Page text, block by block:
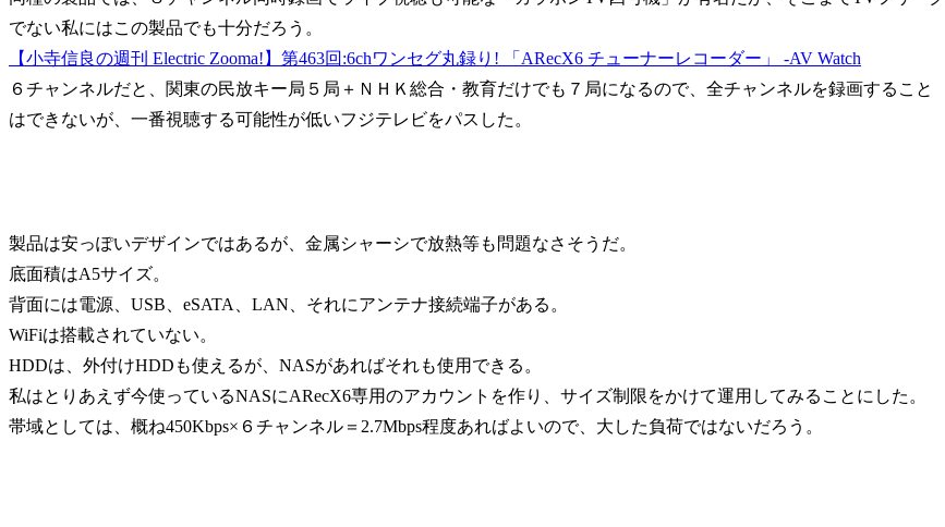
でない私にはこの製品でも十分だろう。
【小寺信良の週刊 Electric Zooma!】第463回:6chワンセグ丸録り! 「ARecX6 チューナーレコーダー」 -AV Watch
６チャンネルだと、関東の民放キー局５局＋ＮＨＫ総合・教育だけでも７局になるので、全チャンネルを録画すること
はできないが、一番視聴する可能性が低いフジテレビをパスした。
製品は安っぽいデザインではあるが、金属シャーシで放熱等も問題なさそうだ。
底面積はA5サイズ。
背面には電源、USB、eSATA、LAN、それにアンテナ接続端子がある。
WiFiは搭載されていない。
HDDは、外付けHDDも使えるが、NASがあればそれも使用できる。
私はとりあえず今使っているNASにARecX6専用のアカウントを作り、サイズ制限をかけて運用してみることにした。
帯域としては、概ね450Kbps×６チャンネル＝2.7Mbps程度あればよいので、大した負荷ではないだろう。